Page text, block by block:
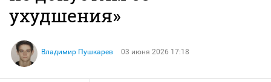
ухудшения»
Владимир Пушкарев 03 июня 2026 17:18